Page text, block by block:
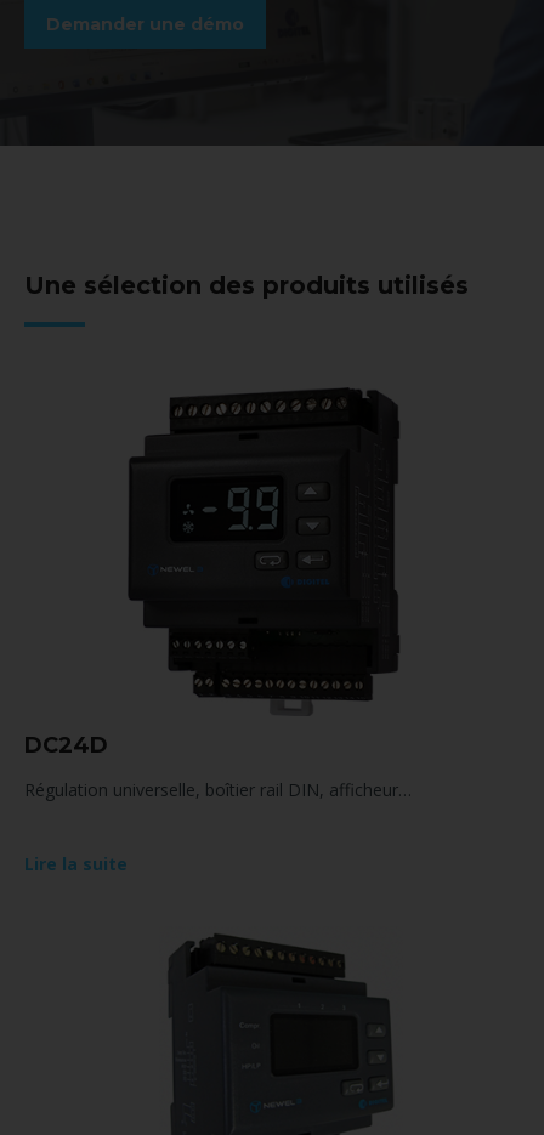
Demander une démo
Une sélection des produits utilisés
DC24D
Régulation universelle, boîtier rail DIN, afficheur…
Lire la suite